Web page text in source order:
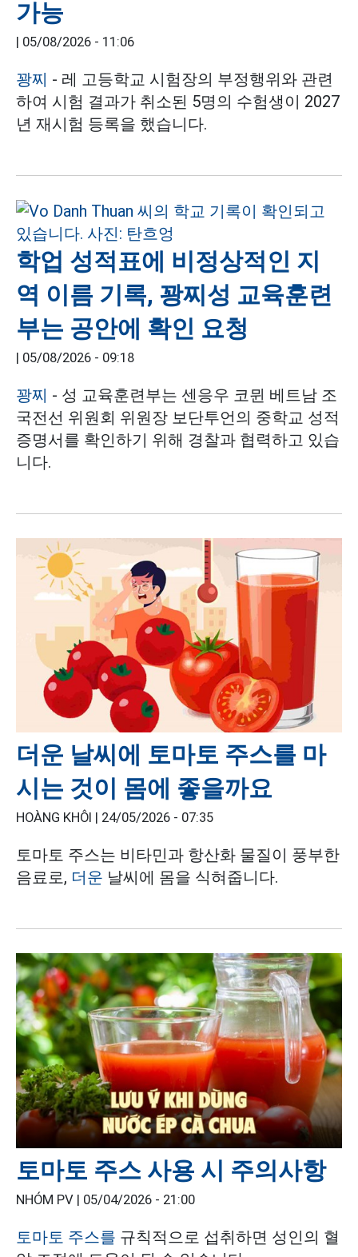
가능
| 05/08/2026 - 11:06
꽝찌 - 레 고등학교 시험장의 부정행위와 관련
하여 시험 결과가 취소된 5명의 수험생이 2027
년 재시험 등록을 했습니다.
학업 성적표에 비정상적인 지
역 이름 기록, 꽝찌성 교육훈련
부는 공안에 확인 요청
| 05/08/2026 - 09:18
꽝찌 - 성 교육훈련부는 센응우 코뮌 베트남 조
국전선 위원회 위원장 보단투언의 중학교 성적
증명서를 확인하기 위해 경찰과 협력하고 있습
니다.
더운 날씨에 토마토 주스를 마
시는 것이 몸에 좋을까요
HOÀNG KHÔI | 24/05/2026 - 07:35
토마토 주스는 비타민과 항산화 물질이 풍부한
음료로, 더운 날씨에 몸을 식혀줍니다.
토마토 주스 사용 시 주의사항
NHÓM PV | 05/04/2026 - 21:00
토마토 주스를 규칙적으로 섭취하면 성인의 혈